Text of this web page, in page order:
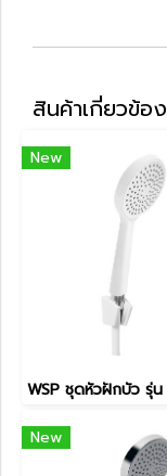
สินค้าเกี่ยวข้อง
New
New